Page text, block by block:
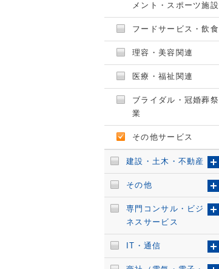
メント・スポーツ施設
フードサービス・飲食
理容・美容関連
医療・福祉関連
ブライダル・冠婚葬祭
業
その他サービス
建設・土木・不動産
その他
専門コンサル・ビジ
ネスサービス
IT・通信